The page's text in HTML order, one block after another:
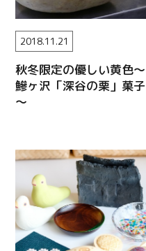
秋冬限定の優しい黄色～
鰺ヶ沢「深谷の栗」菓子
～
2018.11.21